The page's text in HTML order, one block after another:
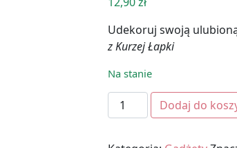
Udekoruj swoją
z Kurzej Łapki
Na stanie
ilość Naprasowanka na
Dodaj do